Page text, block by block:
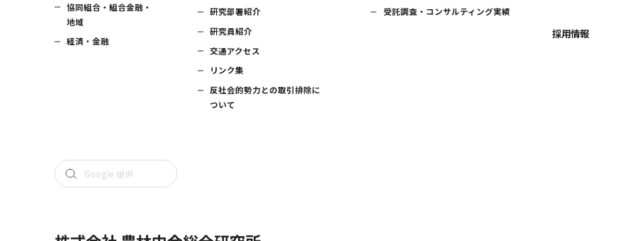
協同組合・組合金融・
地域
経済・金融
研究部署紹介
研究員紹介
交通アクセス
リンク集
反社会的勢力との取引排除に
ついて
受託調査・コンサルティング実績
採用情報